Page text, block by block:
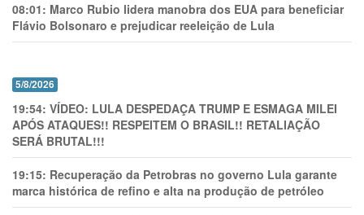
08:01: Marco Rubio lidera manobra dos EUA para beneficiar
Flávio Bolsonaro e prejudicar reeleição de Lula
5/8/2026
19:54: VÍDEO: LULA DESPEDAÇA TRUMP E ESMAGA MILEI
APÓS ATAQUES!! RESPEITEM O BRASIL!! RETALIAÇÃO
SERÁ BRUTAL!!!
19:15: Recuperação da Petrobras no governo Lula garante
marca histórica de refino e alta na produção de petróleo